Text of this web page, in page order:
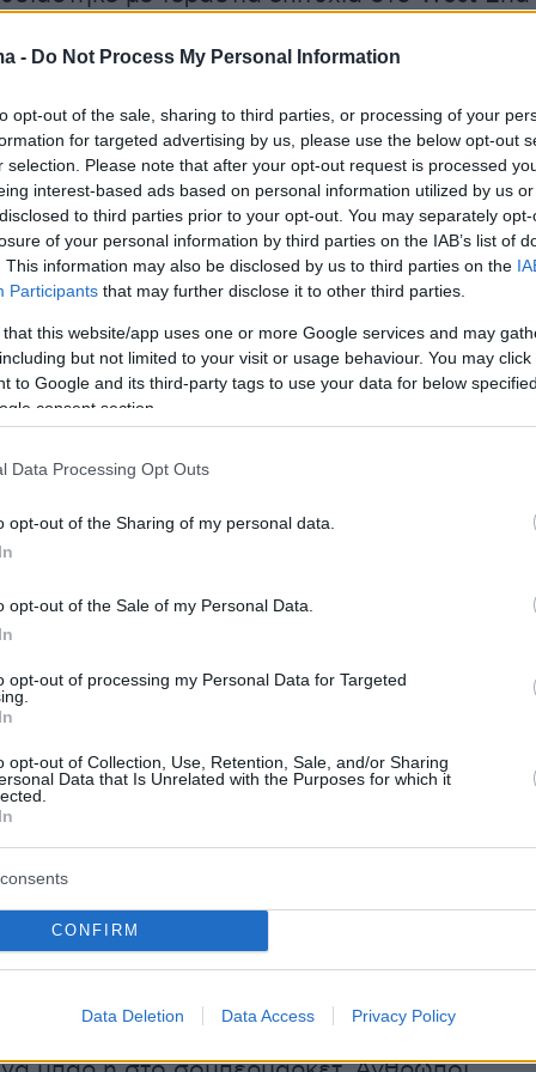
- Do Not Process My Personal Information
opt-out of the sale, sharing to third parties, or processing of your
for targeted advertising by us, please use the below opt-out
selection. Please note that after your opt-out request is processed
interest-based ads based on personal information utilized by us
to third parties prior to your opt-out. You may separately
of your personal information by third parties on the IAB’s list of
This information may also be disclosed by us to third parties on the
Participants that may further disclose it to other third parties.
that this website/app uses one or more Google services and may
but not limited to your visit or usage behaviour. You may
to Google and its third-party tags to use your data for below
consent section.
Data Processing Opt Outs
opt-out of the Sharing of my personal data.
opt-out of the Sale of my Personal Data.
opt-out of processing my Personal Data for Targeted
opt-out of Collection, Use, Retention, Sale, and/or Sharing
Data that Is Unrelated with the Purposes for which it
CONFIRM
Data Deletion Data Access Privacy Policy
κριτικές. Η παρουσίαση της ελληνικής
πολιτιστικού οργανισμού «Λυκόφως».
του έργου, Simon Stephens, σημειώνει: «Τα
πρέπει να υπάρχουν σε αυτόν τον αιώνα
δεκαετία. Ο Τσέχωφ λάτρευε τα θέατρα -
και τα μουσεία - αλλά τα παρασκήνια, τους
ηθοποιούς. Τους συγγραφείς. Το δαιμόνιο
Θα έβλεπε την εκδοχή μας με
ένα μπουκάλι κρασί στο ένα χέρι και
στο άλλο. Ίσως θα διαπίστωνε με έκπληξη
δουλεύουμε πάνω σε ένα έργο που
κόσμο παρόμοιο με τον δικό του, όπου τα
όπως συνηθίζεται άλλωστε, και τα πάντα
και παρόλα αυτά οι άνθρωποι
αλλά και γελοία πράγματα.
ξυπνάμε με hungover. Συνεχίζουμε να
του, ο σκηνοθέτης της παράστασης,
Πώς μπορούμε να αλλάξουμε τις ζωές
αντιμετωπίζουν το ίδιο θέμα με
ηθοποιός ενσωματώνει αυτή την
Για μια διαφορετική ζωή. Για έρωτα,
χρήματα, αποδοχή, ευτυχία. Χαρακτήρες
γελοίοι, τραγικοί και απόλυτα σύγχρονοι.